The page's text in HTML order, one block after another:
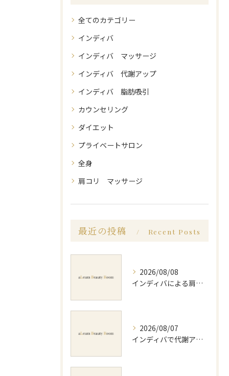
全てのカテゴリー
インディバ
インディバ マッサージ
インディバ 代謝アップ
インディバ 脂肪吸引
カウンセリング
ダイエット
プライベートサロン
全身
肩コリ マッサージ
最近の投稿 Recent Posts
2026/08/08
インディバによる肩コリ施術の効果と回数の目安を徹底解説
2026/08/07
インディバで代謝アップ体験効果とビフォーアフター徹底解説